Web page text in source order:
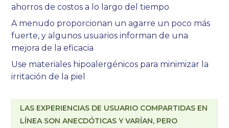
ahorros de costos a lo largo del tiempo
A menudo proporcionan un agarre un poco más
fuerte, y algunos usuarios informan de una
mejora de la eficacia
Use materiales hipoalergénicos para minimizar la
irritación de la piel
LAS EXPERIENCIAS DE USUARIO COMPARTIDAS EN
LÍNEA SON ANECDÓTICAS Y VARÍAN, PERO